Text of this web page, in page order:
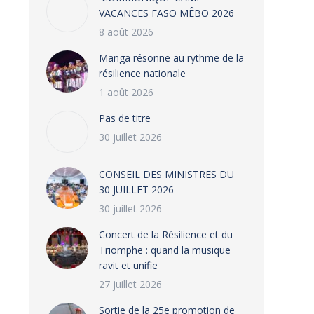
VACANCES FASO MÊBO 2026
8 août 2026
Manga résonne au rythme de la
résilience nationale
1 août 2026
Pas de titre
30 juillet 2026
CONSEIL DES MINISTRES DU
30 JUILLET 2026
30 juillet 2026
‎​Concert de la Résilience et du
Triomphe : quand la musique
ravit et unifie
27 juillet 2026
‎Sortie de la 25e promotion de